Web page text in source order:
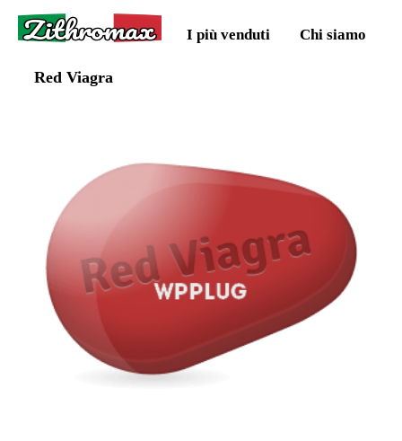
Zithromax I più venduti Chi siamo
Red Viagra